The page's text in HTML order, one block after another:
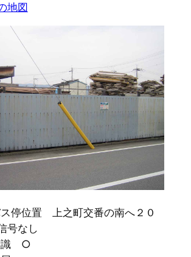
地図
停位置 上之町交番の南へ２０
号なし
識 ○